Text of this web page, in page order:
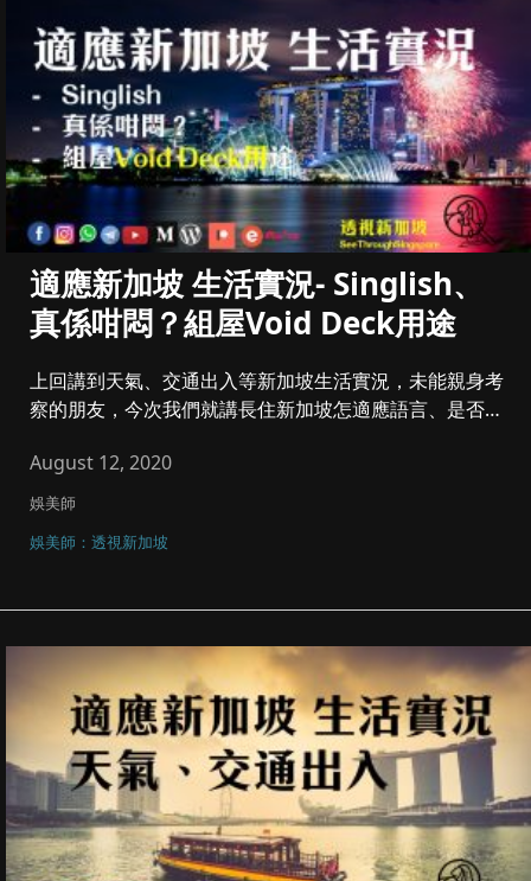
適應新加坡 生活實況- Singlish、
真係咁悶？組屋Void Deck用途
上回講到天氣、交通出入等新加坡生活實況，未能親身考
察的朋友，今次我們就講長住新加坡怎適應語言、是否悶
August 12, 2020
娛美師
娛美師：透視新加坡